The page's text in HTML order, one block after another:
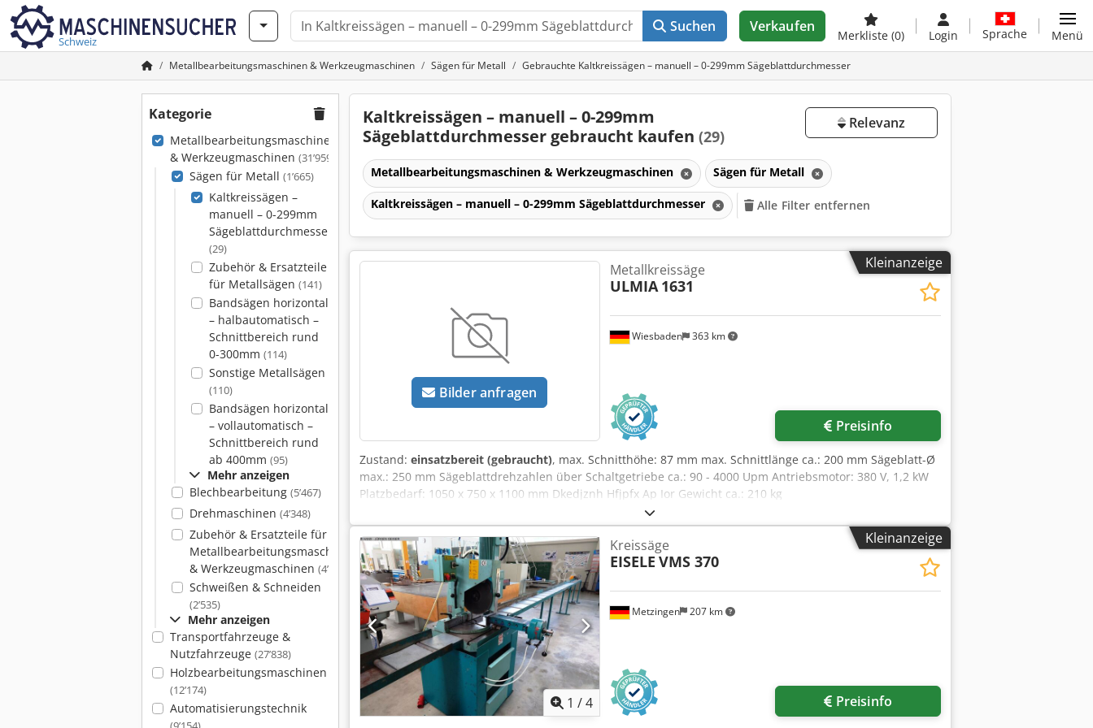
Schweiz
Suchen Verkaufen
Merkliste (0) Login Sprache Menü
Metallbearbeitungsmaschinen & Werkzeugmaschinen Sägen für Metall Gebrauchte Kaltkreissägen – manuell – 0-299mm Sägeblattdurchmesser
Kategorie
Metallbearbeitungsmaschinen
& Werkzeugmaschinen (31’959)
Sägen für Metall (1’665)
Kaltkreissägen –
manuell – 0-299mm
Sägeblattdurchmesser
(29)
Zubehör & Ersatzteile
für Metallsägen (141)
Bandsägen horizontal
– halbautomatisch –
Schnittbereich rund
0-300mm (114)
Sonstige Metallsägen
(110)
Bandsägen horizontal
– vollautomatisch –
Schnittbereich rund
ab 400mm (95)
Mehr anzeigen
Blechbearbeitung (5’467)
Drehmaschinen (4’348)
Zubehör & Ersatzteile für
Metallbearbeitungsmaschinen
& Werkzeugmaschinen (4’086)
Schweißen & Schneiden
(2’535)
Mehr anzeigen
Transportfahrzeuge &
Nutzfahrzeuge (27’838)
Holzbearbeitungsmaschinen
(12’174)
Automatisierungstechnik
Kaltkreissägen – manuell – 0-299mm
Sägeblattdurchmesser gebraucht kaufen (29)
Relevanz
Metallbearbeitungsmaschinen & Werkzeugmaschinen Sägen für Metall
Kaltkreissägen – manuell – 0-299mm Sägeblattdurchmesser Alle Filter entfernen
Kleinanzeige
Bilder anfragen
Wiesbaden 363 km
Metallkreissäge
ULMIA 1631
Preisinfo
Zustand: einsatzbereit (gebraucht), max. Schnitthöhe: 87 mm max. Schnittlänge ca.: 200 mm Sägeblatt-Ø
max.: 250 mm Sägeblattdrehzahlen über Schaltgetriebe ca.: 90 - 4000 Upm Antriebsmotor: 380 V, 1,2 kW
Platzbedarf: 1050 x 750 x 1100 mm Dkedjznh Hfjpfx Ap Ior Gewicht ca.: 210 kg
Kleinanzeige
1 /4
Metzingen 207 km
Kreissäge
EISELE VMS 370
Preisinfo